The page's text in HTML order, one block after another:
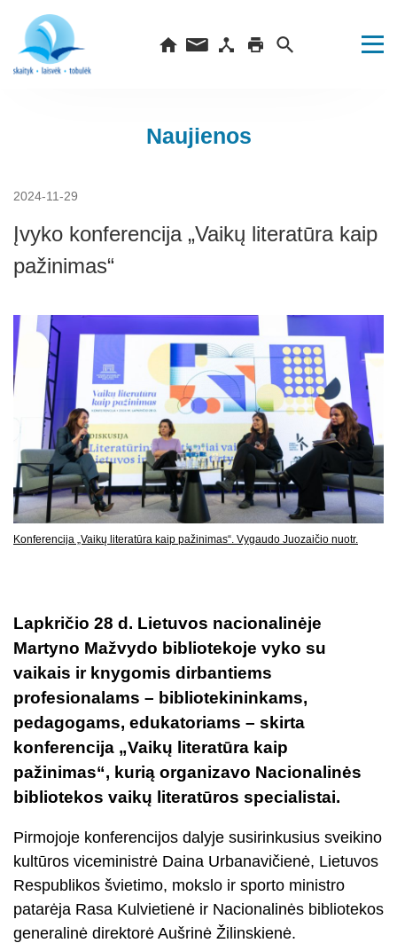
Naujienos
2024-11-29
Įvyko konferencija „Vaikų literatūra kaip
pažinimas“
Konferencija „Vaikų literatūra kaip pažinimas“. Vygaudo Juozaičio nuotr.
Lapkričio 28 d. Lietuvos nacionalinėje
Martyno Mažvydo bibliotekoje vyko su
vaikais ir knygomis dirbantiems
profesionalams – bibliotekininkams,
pedagogams, edukatoriams – skirta
konferencija „Vaikų literatūra kaip
pažinimas“, kurią organizavo Nacionalinės
bibliotekos vaikų literatūros specialistai.
Pirmojoje konferencijos dalyje susirinkusius sveikino
kultūros viceministrė Daina Urbanavičienė, Lietuvos
Respublikos švietimo, mokslo ir sporto ministro
patarėja Rasa Kulvietienė ir Nacionalinės bibliotekos
generalinė direktorė Aušrinė Žilinskienė.